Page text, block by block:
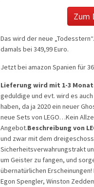
Zum
Das wird der neue
damals bei 349,99 Euro.
Jetzt bei amazon Spanien für
Lieferung wird mit 1-3
geduldige und evt. wird es
haben, da ja 2020 ein neuer
neue Sets von LEGO…Kein
Angebot.Beschreibung von
und zwar mit dem
Sicherheitsverwahrungstrakt
um Geister zu fangen, und
übernatürlichen
Egon Spengler, Winston